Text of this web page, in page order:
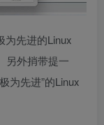
为先进的Linux
另外捎带提一
为先进”的Linux